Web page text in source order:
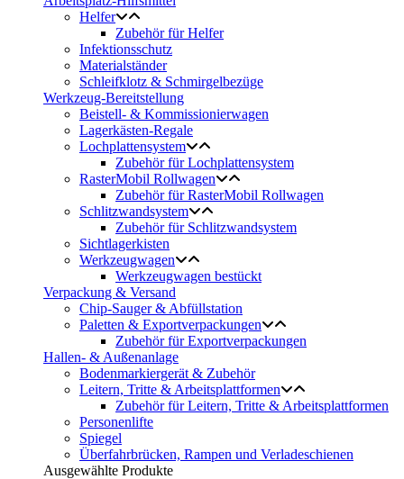
Helfer
Zubehör für Helfer
Infektionsschutz
Materialständer
Schleifklotz & Schmirgelbezüge
Werkzeug-Bereitstellung
Beistell- & Kommissionierwagen
Lagerkästen-Regale
Lochplattensystem
Zubehör für Lochplattensystem
RasterMobil Rollwagen
Zubehör für RasterMobil Rollwagen
Schlitzwandsystem
Zubehör für Schlitzwandsystem
Sichtlagerkisten
Werkzeugwagen
Werkzeugwagen bestückt
Verpackung & Versand
Chip-Sauger & Abfüllstation
Paletten & Exportverpackungen
Zubehör für Exportverpackungen
Hallen- & Außenanlage
Bodenmarkiergerät & Zubehör
Leitern, Tritte & Arbeitsplattformen
Zubehör für Leitern, Tritte & Arbeitsplattformen
Personenlifte
Spiegel
Überfahrbrücken, Rampen und Verladeschienen
Ausgewählte Produkte